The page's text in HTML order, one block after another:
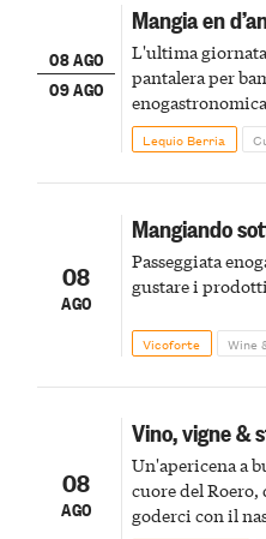
08 AGO
09 AGO
Mangia en
L'ultima
pantalera per
pirotecnico
Lequio Berria
08
AGO
Mangiando
Passeggiata
gustare i
Vicoforte Wine
08
AGO
Vino, vigne &
Un'apericena a
cuore del
goderci con il